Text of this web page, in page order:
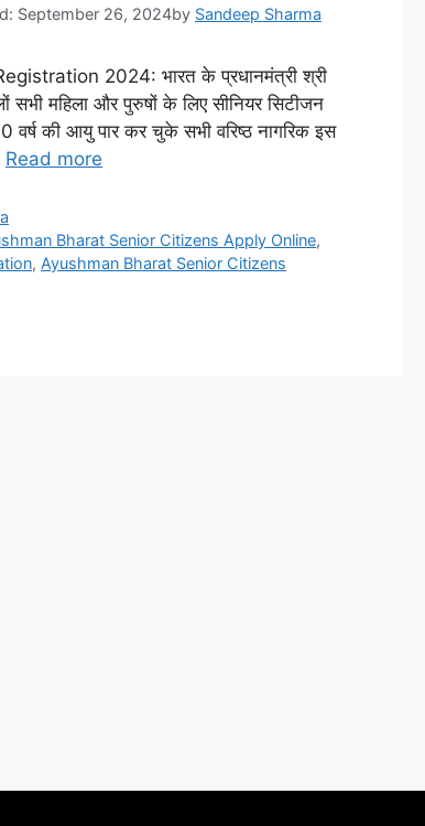
September 26, 2024by Sandeep Sharma
2024: भारत के प्रधानमंत्री श्री
महिला और पुरुषों के लिए सीनियर सिटीजन
वर्ष की आयु पार कर चुके सभी वरिष्ठ नागरिक इस
Read more
Bharat Senior Citizens Apply Online,
, Ayushman Bharat Senior Citizens